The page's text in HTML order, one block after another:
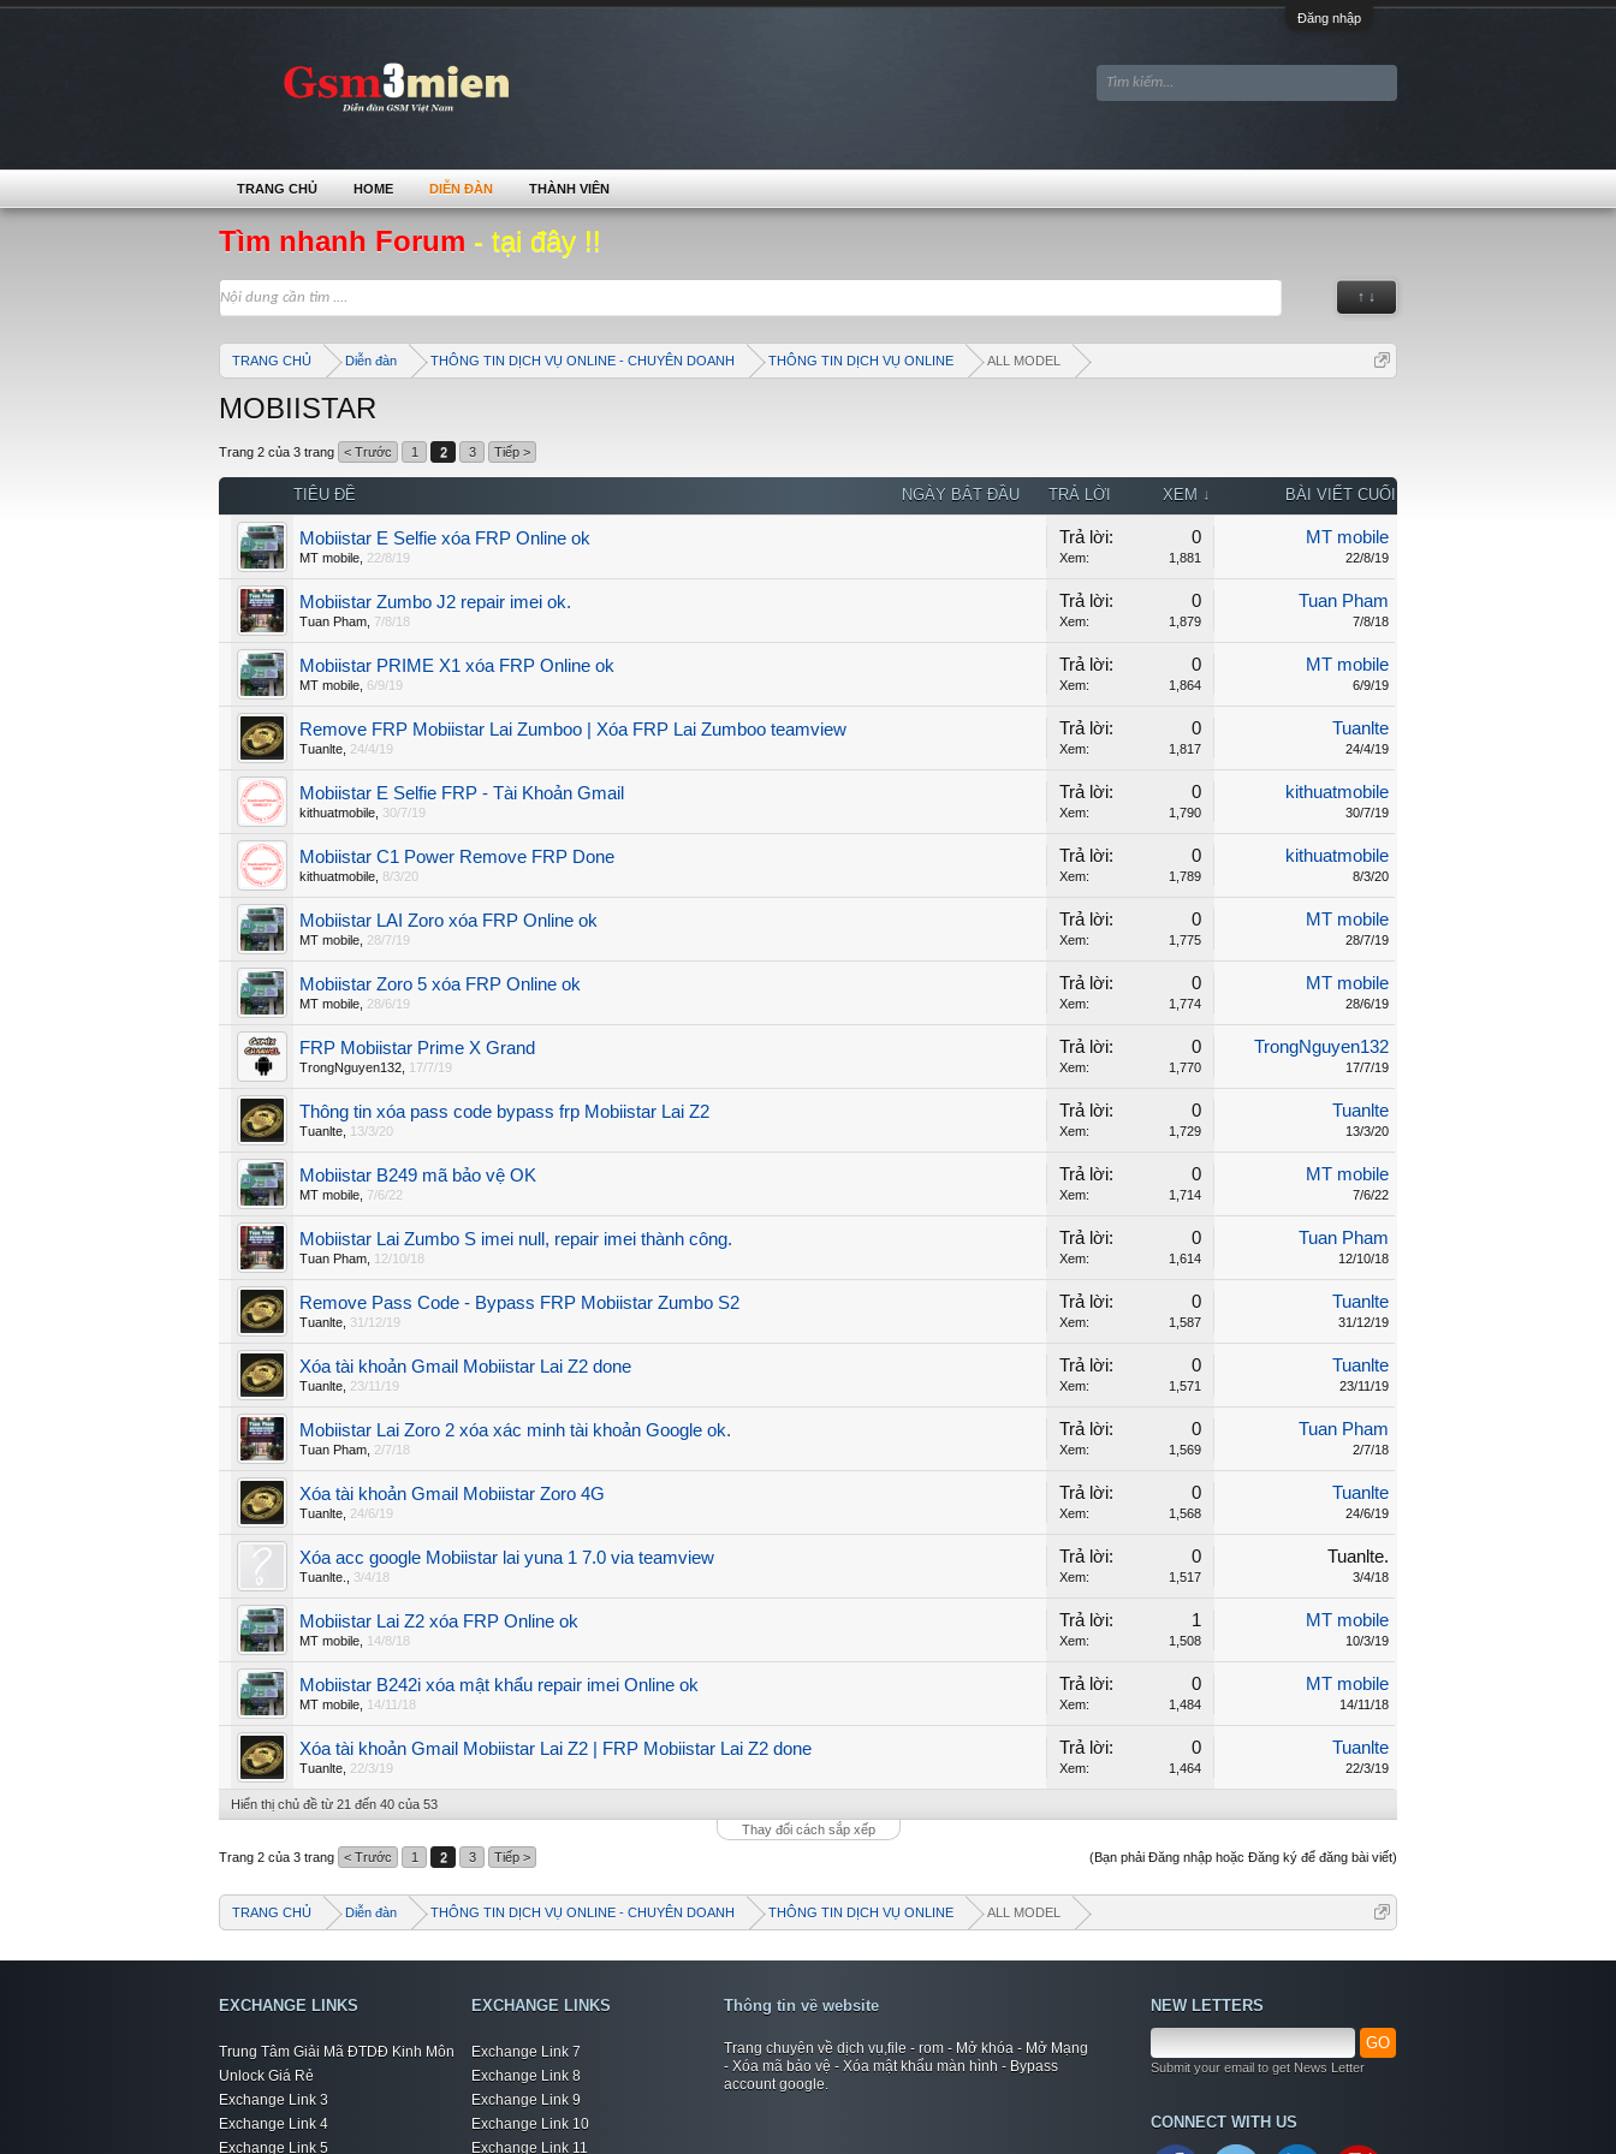
Đăng nhập
Tìm nhanh Forum - tại đây !!
↑ ↓
TRANG CHỦ Diễn đàn THÔNG TIN DỊCH VỤ ONLINE - CHUYÊN DOANH THÔNG TIN DỊCH VỤ ONLINE ALL MODEL
MOBIISTAR
Trang 2 của 3 trang < Trước 1 2 3 Tiếp >
TIÊU ĐỀ NGÀY BẮT ĐẦU TRẢ LỜI XEM ↓ BÀI VIẾT CUỐI
Mobiistar E Selfie xóa FRP Online ok
MT mobile 22/8/19
Trả lời: 0
Xem: 1,881
MT mobile
22/8/19
Mobiistar Zumbo J2 repair imei ok.
Tuan Pham 7/8/18
Trả lời: 0
Xem: 1,879
Tuan Pham
7/8/18
Mobiistar PRIME X1 xóa FRP Online ok
MT mobile 6/9/19
Trả lời: 0
Xem: 1,864
MT mobile
6/9/19
Remove FRP Mobiistar Lai Zumboo | Xóa FRP Lai Zumboo teamview
Tuanlte 24/4/19
Trả lời: 0
Xem: 1,817
Tuanlte
24/4/19
Mobiistar E Selfie FRP - Tài Khoản Gmail
kithuatmobile 30/7/19
Trả lời: 0
Xem: 1,790
kithuatmobile
30/7/19
Mobiistar C1 Power Remove FRP Done
kithuatmobile 8/3/20
Trả lời: 0
Xem: 1,789
kithuatmobile
8/3/20
Mobiistar LAI Zoro xóa FRP Online ok
MT mobile 28/7/19
Trả lời: 0
Xem: 1,775
MT mobile
28/7/19
Mobiistar Zoro 5 xóa FRP Online ok
MT mobile 28/6/19
Trả lời: 0
Xem: 1,774
MT mobile
28/6/19
FRP Mobiistar Prime X Grand
TrongNguyen132 17/7/19
Trả lời: 0
Xem: 1,770
TrongNguyen132
17/7/19
Thông tin xóa pass code bypass frp Mobiistar Lai Z2
Tuanlte 13/3/20
Trả lời: 0
Xem: 1,729
Tuanlte
13/3/20
Mobiistar B249 mã bảo vệ OK
MT mobile 7/6/22
Trả lời: 0
Xem: 1,714
MT mobile
7/6/22
Mobiistar Lai Zumbo S imei null, repair imei thành công.
Tuan Pham 12/10/18
Trả lời: 0
Xem: 1,614
Tuan Pham
12/10/18
Remove Pass Code - Bypass FRP Mobiistar Zumbo S2
Tuanlte 31/12/19
Trả lời: 0
Xem: 1,587
Tuanlte
31/12/19
Xóa tài khoản Gmail Mobiistar Lai Z2 done
Tuanlte 23/11/19
Trả lời: 0
Xem: 1,571
Tuanlte
23/11/19
Mobiistar Lai Zoro 2 xóa xác minh tài khoản Google ok.
Tuan Pham 2/7/18
Trả lời: 0
Xem: 1,569
Tuan Pham
2/7/18
Xóa tài khoản Gmail Mobiistar Zoro 4G
Tuanlte 24/6/19
Trả lời: 0
Xem: 1,568
Tuanlte
24/6/19
Xóa acc google Mobiistar lai yuna 1 7.0 via teamview
Tuanlte. 3/4/18
Trả lời: 0
Xem: 1,517
Tuanlte.
3/4/18
Mobiistar Lai Z2 xóa FRP Online ok
MT mobile 14/8/18
Trả lời: 1
Xem: 1,508
MT mobile
10/3/19
Mobiistar B242i xóa mật khẩu repair imei Online ok
MT mobile 14/11/18
Trả lời: 0
Xem: 1,484
MT mobile
14/11/18
Xóa tài khoản Gmail Mobiistar Lai Z2 | FRP Mobiistar Lai Z2 done
Tuanlte 22/3/19
Trả lời: 0
Xem: 1,464
Tuanlte
22/3/19
Hiển thị chủ đề từ 21 đến 40 của 53
Thay đổi cách sắp xếp
(Bạn phải Đăng nhập hoặc Đăng ký để đăng bài viết)
Trang 2 của 3 trang < Trước 1 2 3 Tiếp >
TRANG CHỦ Diễn đàn THÔNG TIN DỊCH VỤ ONLINE - CHUYÊN DOANH THÔNG TIN DỊCH VỤ ONLINE ALL MODEL
TRANG CHỦ HOME DIỄN ĐÀN THÀNH VIÊN
EXCHANGE LINKS
Trung Tâm Giải Mã ĐTDĐ Kinh Môn
Unlock Giá Rẻ
Exchange Link 3
Exchange Link 4
Exchange Link 5
EXCHANGE LINKS
Exchange Link 7
Exchange Link 8
Exchange Link 9
Exchange Link 10
Exchange Link 11
Thông tin về website
Trang chuyên về dịch vụ,file - rom - Mở khóa - Mở Mạng
- Xóa mã bảo vệ - Xóa mật khẩu màn hình - Bypass
account google.
NEW LETTERS
GO
Submit your email to get News Letter
CONNECT WITH US